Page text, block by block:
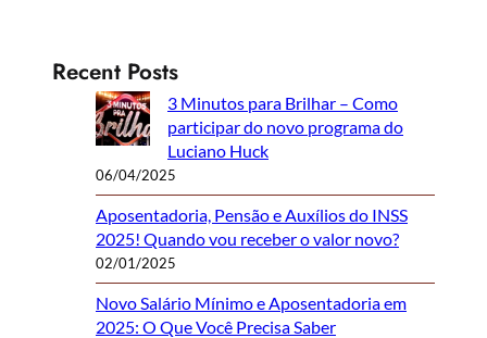
Recent Posts
3 Minutos para Brilhar – Como
participar do novo programa do
Luciano Huck
06/04/2025
Aposentadoria, Pensão e Auxílios do INSS
2025! Quando vou receber o valor novo?
02/01/2025
Novo Salário Mínimo e Aposentadoria em
2025: O Que Você Precisa Saber